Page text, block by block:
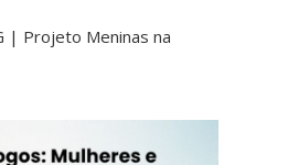
| Projeto Meninas na